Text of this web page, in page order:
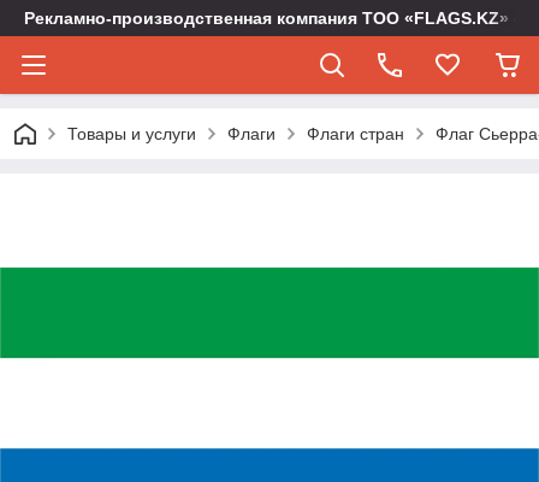
Рекламно-производственная компания ТОО «FLAGS.KZ» -
Товары и услуги Флаги Флаги стран Флаг